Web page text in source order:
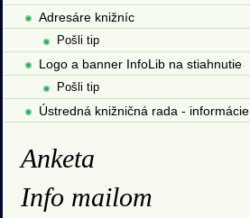
Adresáre knižníc
Pošli tip
Logo a banner InfoLib na stiahnutie
Pošli tip
Ústredná knižničná rada - informácie
Anketa
Info mailom